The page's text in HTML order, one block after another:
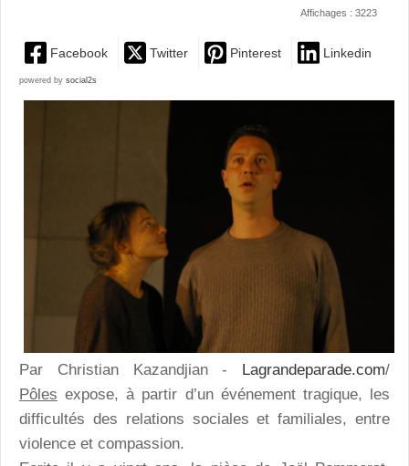
Affichages : 3223
Facebook Twitter Pinterest Linkedin
powered by social2s
Par Christian Kazandjian - Lagrandeparade.com/
Pôles expose, à partir d’un événement tragique, les
difficultés des relations sociales et familiales, entre
violence et compassion.